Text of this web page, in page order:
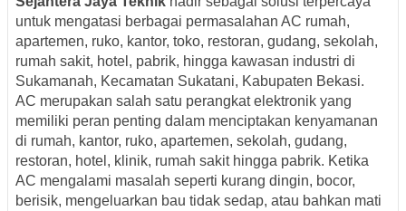
untuk mengatasi berbagai permasalahan AC rumah,
apartemen, ruko, kantor, toko, restoran, gudang, sekolah,
rumah sakit, hotel, pabrik, hingga kawasan industri di
Sukamanah, Kecamatan Sukatani, Kabupaten Bekasi.
AC merupakan salah satu perangkat elektronik yang
memiliki peran penting dalam menciptakan kenyamanan
di rumah, kantor, ruko, apartemen, sekolah, gudang,
restoran, hotel, klinik, rumah sakit hingga pabrik. Ketika
AC mengalami masalah seperti kurang dingin, bocor,
berisik, mengeluarkan bau tidak sedap, atau bahkan mati